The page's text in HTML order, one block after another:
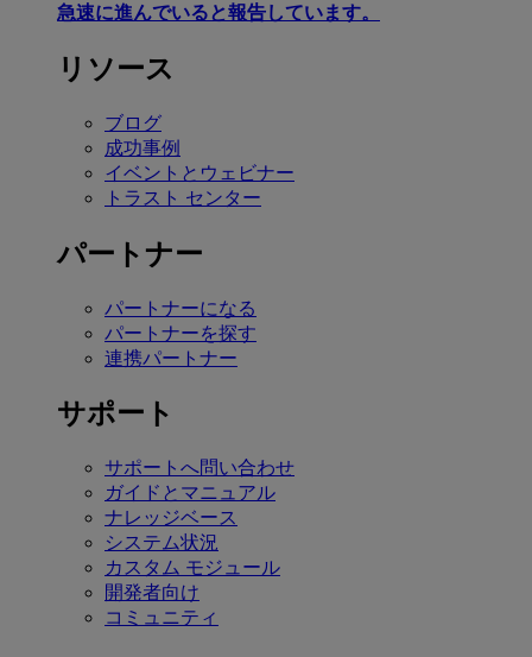
急速に進んでいると報告しています。
リソース
ブログ
成功事例
イベントとウェビナー
トラスト センター
パートナー
パートナーになる
パートナーを探す
連携パートナー
サポート
サポートへ問い合わせ
ガイドとマニュアル
ナレッジベース
システム状況
カスタム モジュール
開発者向け
コミュニティ